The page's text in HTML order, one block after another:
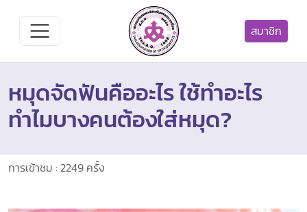
สมาชิก
หมุดจัดฟันคืออะไร ใช้ทำอะไร
ทำไมบางคนต้องใส่หมุด?
การเข้าชม : 2249 ครั้ง